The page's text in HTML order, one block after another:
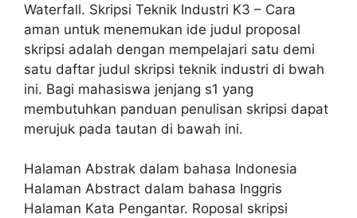
Waterfall. Skripsi Teknik Industri K3 – Cara
aman untuk menemukan ide judul proposal
skripsi adalah dengan mempelajari satu demi
satu daftar judul skripsi teknik industri di bwah
ini. Bagi mahasiswa jenjang s1 yang
membutuhkan panduan penulisan skripsi dapat
merujuk pada tautan di bawah ini.
Halaman Abstrak dalam bahasa Indonesia
Halaman Abstract dalam bahasa Inggris
Halaman Kata Pengantar. Roposal skripsi